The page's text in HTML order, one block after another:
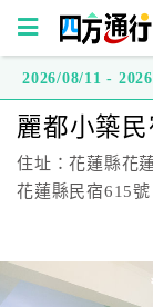
方
通
行
2026/08/11 -
麗都小築民
住址：花蓮縣花
花蓮縣民宿615號